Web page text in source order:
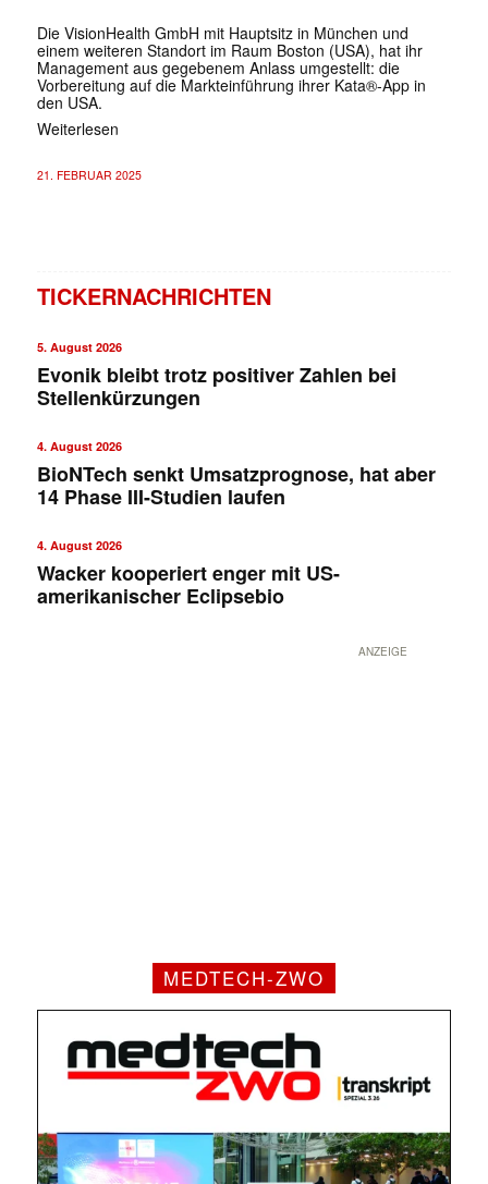
Die VisionHealth GmbH mit Hauptsitz in München und
einem weiteren Standort im Raum Boston (USA), hat ihr
Management aus gegebenem Anlass umgestellt: die
Vorbereitung auf die Markteinführung ihrer Kata®-App in
den USA.
Weiterlesen
21. FEBRUAR 2025
TICKERNACHRICHTEN
5. August 2026
Evonik bleibt trotz positiver Zahlen bei
Stellenkürzungen
4. August 2026
BioNTech senkt Umsatzprognose, hat aber
14 Phase III-Studien laufen
4. August 2026
Wacker kooperiert enger mit US-
amerikanischer Eclipsebio
ANZEIGE
MEDTECH-ZWO